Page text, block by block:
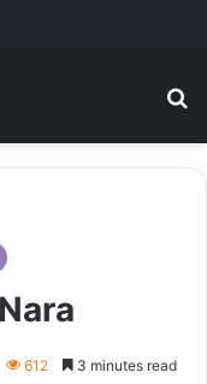
612 3 minutes read